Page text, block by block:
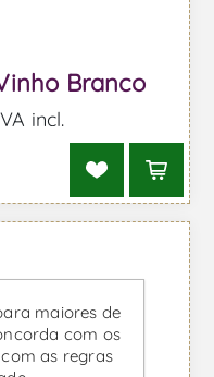
Branco
incl.
maiores de
com os
as regras